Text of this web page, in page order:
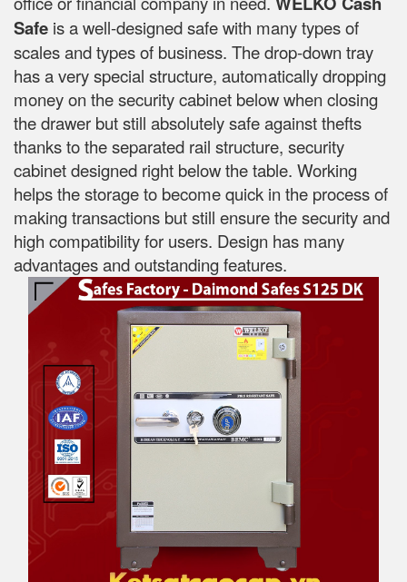
Safe is a well-designed safe with many types of
scales and types of business. The drop-down tray
has a very special structure, automatically dropping
money on the security cabinet below when closing
the drawer but still absolutely safe against thefts
thanks to the separated rail structure, security
cabinet designed right below the table. Working
helps the storage to become quick in the process of
making transactions but still ensure the security and
high compatibility for users. Design has many
advantages and outstanding features.